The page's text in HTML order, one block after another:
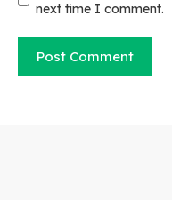
next time I comment.